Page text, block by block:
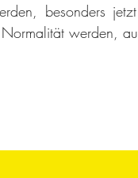
besonders
werden,